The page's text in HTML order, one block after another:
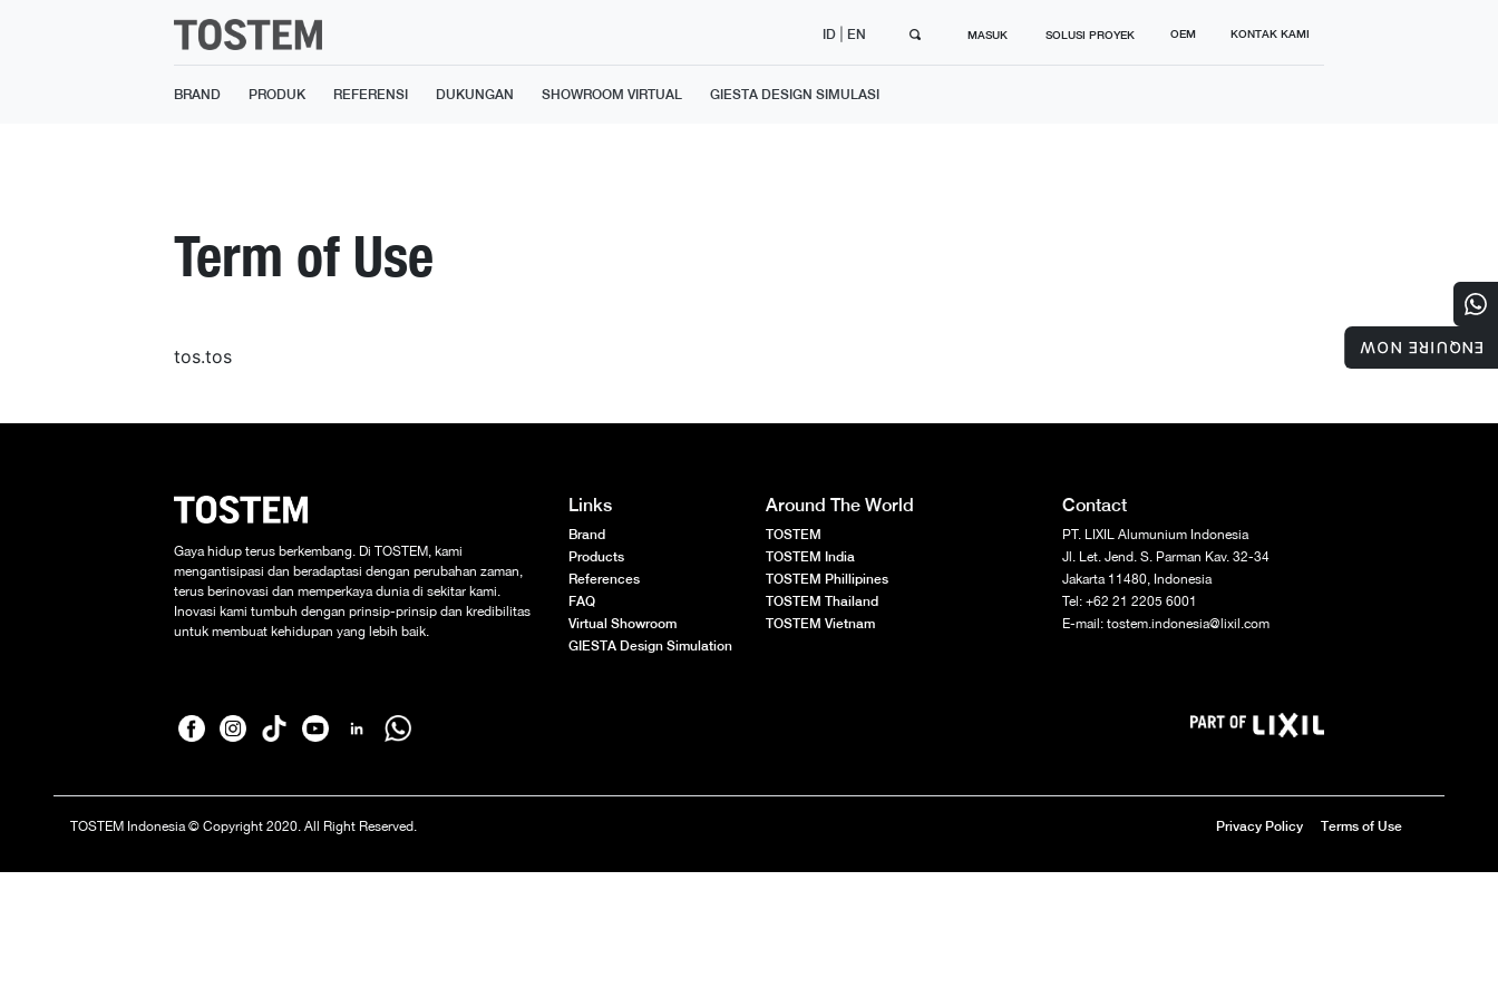
ID EN MASUK SOLUSI PROYEK OEM KONTAK KAMI
BRAND PRODUK REFERENSI DUKUNGAN SHOWROOM VIRTUAL GIESTA DESIGN SIMULASI
Term of Use
tos.tos
Gaya hidup terus berkembang. Di TOSTEM, kami
mengantisipasi dan beradaptasi dengan perubahan zaman,
terus berinovasi dan memperkaya dunia di sekitar kami.
Inovasi kami tumbuh dengan prinsip-prinsip dan kredibilitas
untuk membuat kehidupan yang lebih baik.
Links
Brand
Products
References
FAQ
Virtual Showroom
GIESTA Design Simulation
Around The World
TOSTEM
TOSTEM India
TOSTEM Phillipines
TOSTEM Thailand
TOSTEM Vietnam
Contact
PT. LIXIL Alumunium Indonesia
Jl. Let. Jend. S. Parman Kav. 32-34
Jakarta 11480, Indonesia
Tel: +62 21 2205 6001
E-mail: tostem.indonesia@lixil.com
TOSTEM Indonesia © Copyright 2020. All Right Reserved. Privacy Policy Terms of Use
ENQUIRE NOW